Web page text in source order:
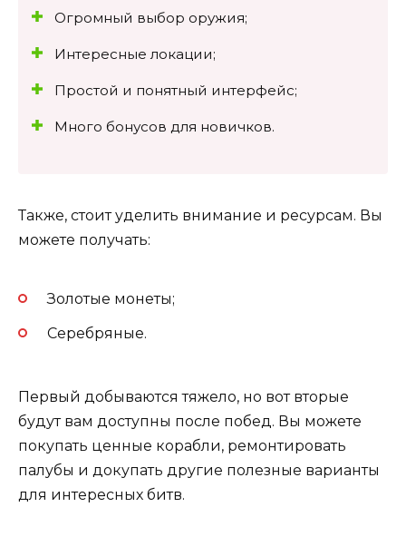
Огромный выбор оружия;
Интересные локации;
Простой и понятный интерфейс;
Много бонусов для новичков.
Также, стоит уделить внимание и ресурсам. Вы
можете получать:
Золотые монеты;
Серебряные.
Первый добываются тяжело, но вот вторые
будут вам доступны после побед. Вы можете
покупать ценные корабли, ремонтировать
палубы и докупать другие полезные варианты
для интересных битв.